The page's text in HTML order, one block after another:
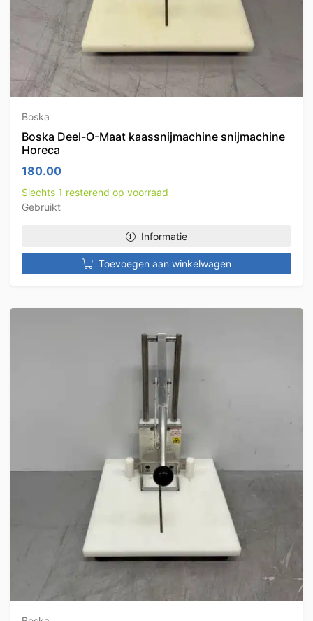
Boska
Boska Deel-O-Maat kaassnijmachine snijmachine
Horeca
180.00
Slechts 1 resterend op voorraad
Gebruikt
Informatie
Toevoegen aan winkelwagen